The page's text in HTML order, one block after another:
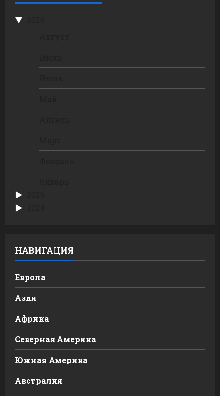
НАВИГАЦИЯ
Европа
Азия
Африка
Северная Америка
Южная Америка
Австралия